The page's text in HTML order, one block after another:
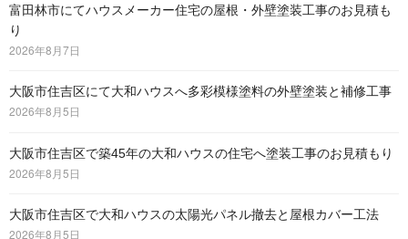
富田林市にてハウスメーカー住宅の屋根・外壁塗装工事のお見積も
り
2026年8月7日
大阪市住吉区にて大和ハウスへ多彩模様塗料の外壁塗装と補修工事
2026年8月5日
大阪市住吉区で築45年の大和ハウスの住宅へ塗装工事のお見積もり
2026年8月5日
大阪市住吉区で大和ハウスの太陽光パネル撤去と屋根カバー工法
2026年8月5日